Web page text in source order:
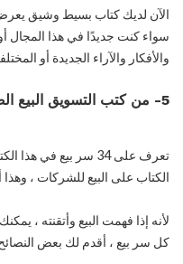
الآن لديك كتاب بسيط وشيق
سواء كنت جديدًا في هذا المجال
والأفكار والآراء الجديدة أو
5- من كتب التسويق البيع الصعب| حسام حسان.
تعرف على 34 سر بيع في
الكتاب على البيع للشركات ، وهذا
لأنه إذا فهمت البيع وأتقنته ،
كل سر بيع ، أقدم لك بعض النصائح